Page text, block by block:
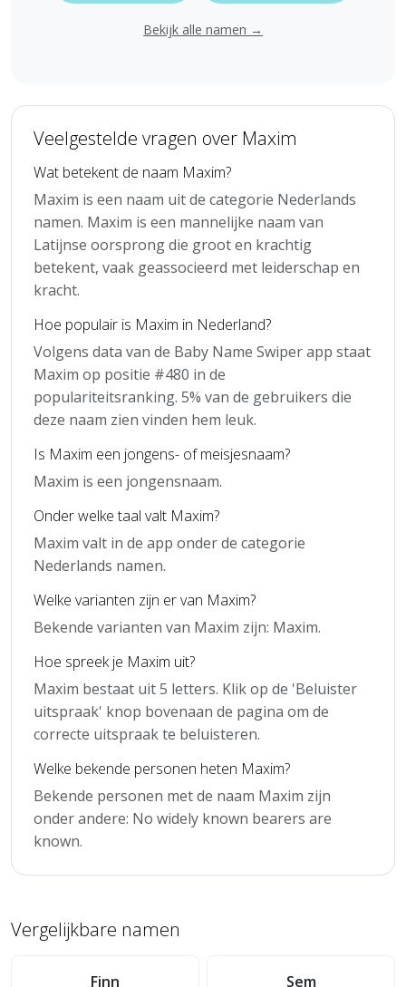
Bekijk alle namen →
Veelgestelde vragen over Maxim
Wat betekent de naam Maxim?
Maxim is een naam uit de categorie Nederlands
namen. Maxim is een mannelijke naam van
Latijnse oorsprong die groot en krachtig
betekent, vaak geassocieerd met leiderschap en
kracht.
Hoe populair is Maxim in Nederland?
Volgens data van de Baby Name Swiper app staat
Maxim op positie #480 in de
populariteitsranking. 5% van de gebruikers die
deze naam zien vinden hem leuk.
Is Maxim een jongens- of meisjesnaam?
Maxim is een jongensnaam.
Onder welke taal valt Maxim?
Maxim valt in de app onder de categorie
Nederlands namen.
Welke varianten zijn er van Maxim?
Bekende varianten van Maxim zijn: Maxim.
Hoe spreek je Maxim uit?
Maxim bestaat uit 5 letters. Klik op de 'Beluister
uitspraak' knop bovenaan de pagina om de
correcte uitspraak te beluisteren.
Welke bekende personen heten Maxim?
Bekende personen met de naam Maxim zijn
onder andere: No widely known bearers are
known.
Vergelijkbare namen
Finn Sem